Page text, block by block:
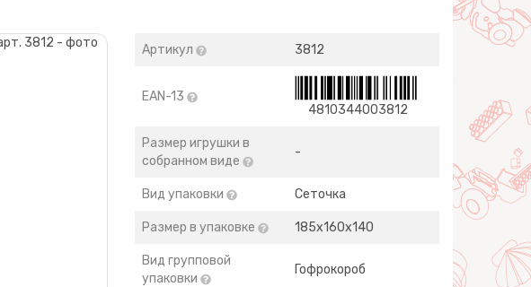
Артикул 3812
EAN-13
4810344003812
Размер игрушки в
собранном виде
-
Вид упаковки Сеточка
Размер в упаковке 185х160х140
Вид групповой
упаковки
Гофрокороб